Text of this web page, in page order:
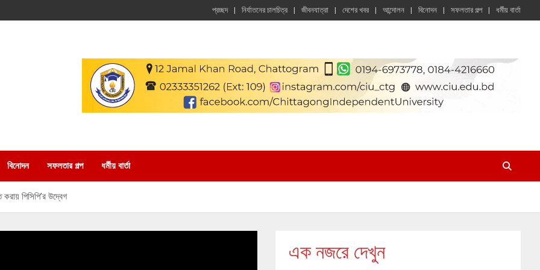
প্রচ্ছদ নির্যাতনের চালচিত্র জীবনযাত্রা দেশের খবর আন্দোলন বিনোদন সফলতার গল্প ধর্মীয় বার্তা
বিনোদন সফলতার গল্প ধর্মীয় বার্তা
করায় পিসিপি’র উদ্বেগ
এক নজরে দেখুন